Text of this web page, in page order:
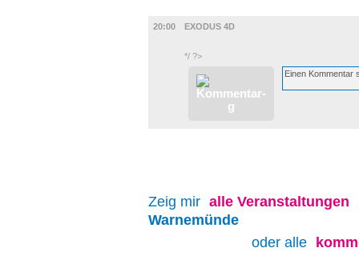
20:00
EXODUS 4D
*/ ?>
Zeig mir alle Veranstaltungen
Warnemünde
oder alle